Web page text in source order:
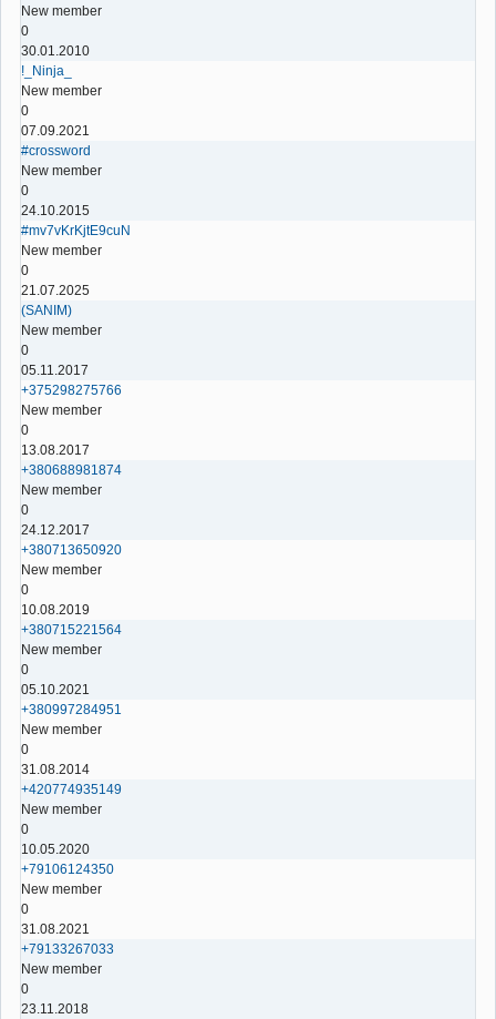
New member
0
30.01.2010
!_Ninja_
New member
0
07.09.2021
#crossword
New member
0
24.10.2015
#mv7vKrKjtE9cuN
New member
0
21.07.2025
(SANIM)
New member
0
05.11.2017
+375298275766
New member
0
13.08.2017
+380688981874
New member
0
24.12.2017
+380713650920
New member
0
10.08.2019
+380715221564
New member
0
05.10.2021
+380997284951
New member
0
31.08.2014
+420774935149
New member
0
10.05.2020
+79106124350
New member
0
31.08.2021
+79133267033
New member
0
23.11.2018